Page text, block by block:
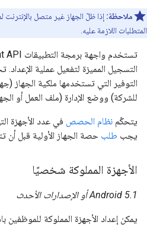
ملاحظة:
المتطلبات اللازمة عليه.
التسجيل المميزة لتفعيل عملية
التوفير التي تستخدمها ملكية الجهاز
للشركة) ووضع الإدارة (ملف العمل أو
يتحكّم نظام الحصص في عدد الأجهزة
يجب طلب حصة الجهاز الأولية قبل أن
الأجهزة المملوكة شخصيًا
Android 5.1 أو الإصدارات الأحدث
يمكن إعداد الأجهزة المملوكة للموظفين